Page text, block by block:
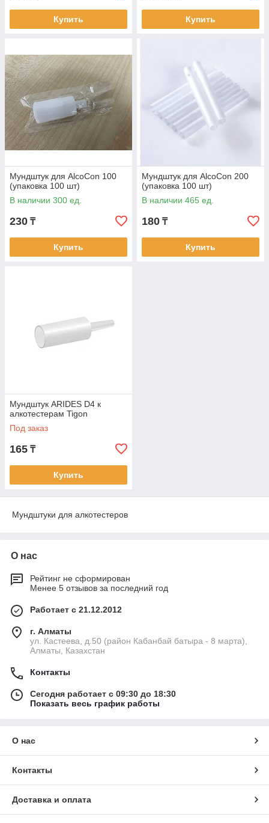
Купить Купить
Мундштук для AlcoCon 100
(упаковка 100 шт)
В наличии 300 ед.
230 ₸
Купить
Мундштук для AlcoCon 200
(упаковка 100 шт)
В наличии 465 ед.
180 ₸
Купить
Мундштук ARIDES D4 к
алкотестерам Tigon
Под заказ
165 ₸
Купить
Мундштуки для алкотестеров
О нас
Рейтинг не сформирован
Менее 5 отзывов за последний год
Работает с 21.12.2012
г. Алматы
ул. Кастеева, д.50 (район Кабанбай батыра - 8 марта),
Алматы, Казахстан
Контакты
Сегодня работает с 09:30 до 18:30
Показать весь график работы
О нас
Контакты
Доставка и оплата